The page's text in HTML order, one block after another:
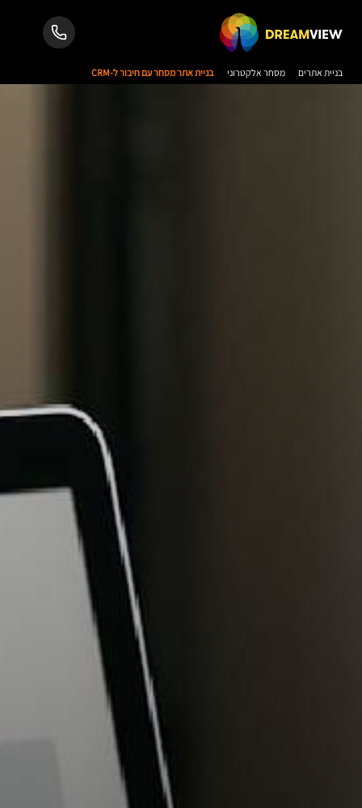
בניית אתרים מסחר אלקטרוני בניית אתר מסחר עם חיבור ל-CRM